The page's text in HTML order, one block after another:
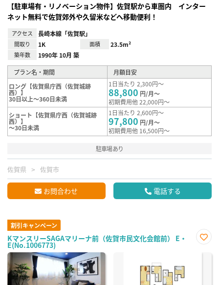
【駐車場有・リノベーション物件】佐賀駅から車圏内 インター
ネット無料で佐賀郊外や久留米などへ移動便利！
アクセス 長崎本線「佐賀駅」
間取り 1K 面積 23.5m²
築年数 1990年 10月 築
プラン名・期間
月額目安
ロング【佐賀県庁西（佐賀城跡
西）】
30日以上～360日未満
1日当たり 2,300円～
88,800 円/月～
初期費用他 22,000円～
ショート【佐賀県庁西（佐賀城跡
西）】
～30日未満
1日当たり 2,600円～
97,800 円/月～
初期費用他 16,500円～
駐車場あり
佐賀県 佐賀市
お問合わせ 電話する
割引キャンペーン
KマンスリーSAGAマリーナ前（佐賀市民文化会館前） E・
E(No.1006773)
に入